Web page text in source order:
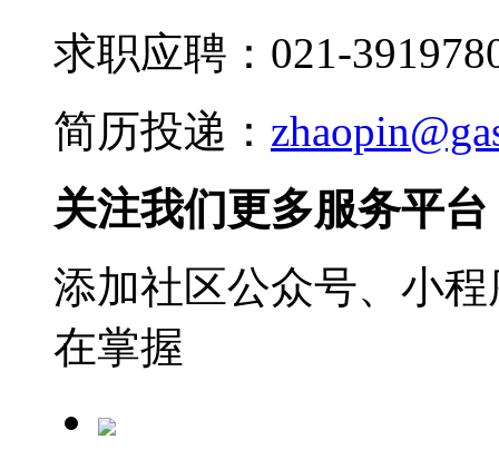
求职应聘：021-
简历投递：
关注我们更多服务平台
添加社区公众号、小
在掌握